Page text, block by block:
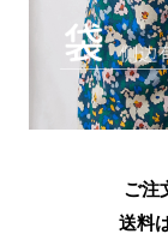
ご注
送料